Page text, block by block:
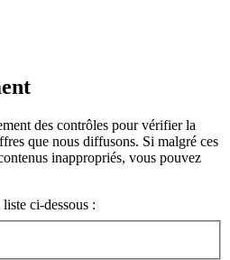
des contrôles pour vérifier la
que nous diffusons. Si malgré ces
inappropriés, vous pouvez
ci-dessous :